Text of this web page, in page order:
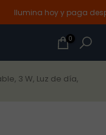
Ilumina hoy y paga
0
3 W, Luz de día,